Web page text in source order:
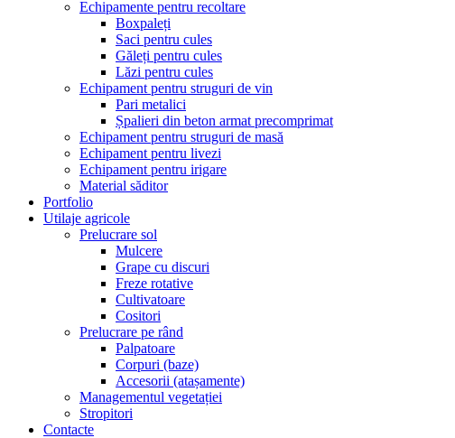
Echipamente pentru recoltare
Boxpaleți
Saci pentru cules
Găleți pentru cules
Lăzi pentru cules
Echipament pentru struguri de vin
Pari metalici
Șpalieri din beton armat precomprimat
Echipament pentru struguri de masă
Echipament pentru livezi
Echipament pentru irigare
Material săditor
Portfolio
Utilaje agricole
Prelucrare sol
Mulcere
Grape cu discuri
Freze rotative
Cultivatoare
Cositori
Prelucrare pe rând
Palpatoare
Corpuri (baze)
Accesorii (atașamente)
Managementul vegetației
Stropitori
Contacte